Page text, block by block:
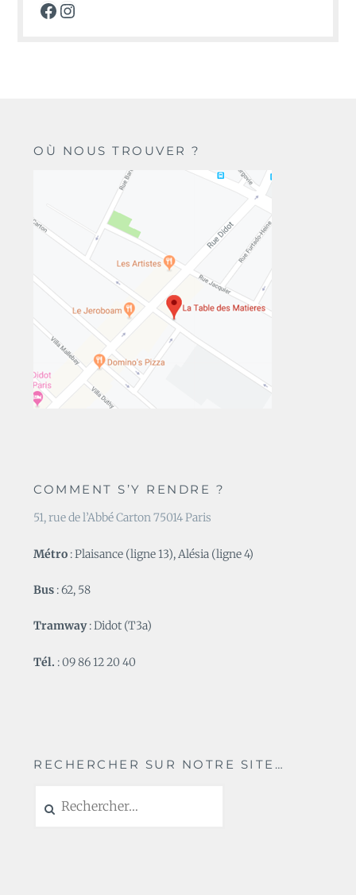
Facebook
Instagram
OÙ NOUS TROUVER ?
COMMENT S’Y RENDRE ?
51, rue de l’Abbé Carton 75014 Paris
Métro : Plaisance (ligne 13), Alésia (ligne 4)
Bus : 62, 58
Tramway: Didot (T3a)
Tél. : 09 86 12 20 40
RECHERCHER SUR NOTRE SITE…